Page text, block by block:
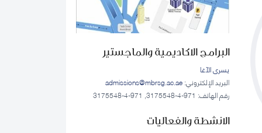
البرامج الاكاديمية والماجستير
يسرى الآغا
البريد الإلكتروني:admissions@mbrsg.ac.ae
رقم الهاتف: 971-4-3175548, 971-4-3175548
الانشطة والفعاليات